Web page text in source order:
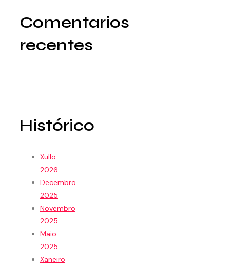
Comentarios
recentes
Histórico
Xullo
2026
Decembro
2025
Novembro
2025
Maio
2025
Xaneiro